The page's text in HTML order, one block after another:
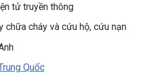
tử truyền thông
chữa cháy và cứu hộ, cứu nạn
Quốc